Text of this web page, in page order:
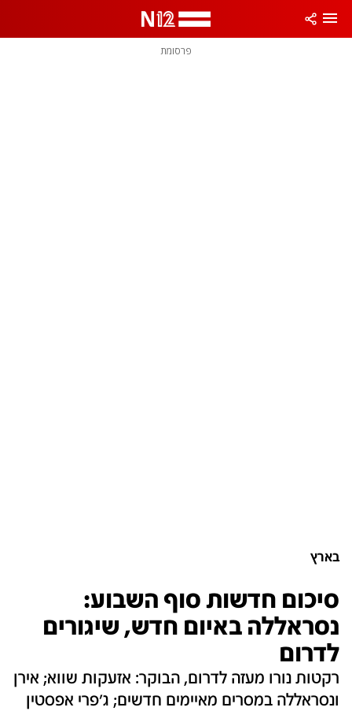
פרסומת
בארץ
סיכום חדשות סוף השבוע:
נסראללה באיום חדש, שיגורים
לדרום
רקטות נורו מעזה לדרום, הבוקר: אזעקות שווא; אירן
ונסראללה במסרים מאיימים חדשים; ג'פרי אפסטין